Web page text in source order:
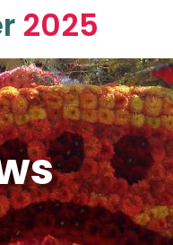
2025